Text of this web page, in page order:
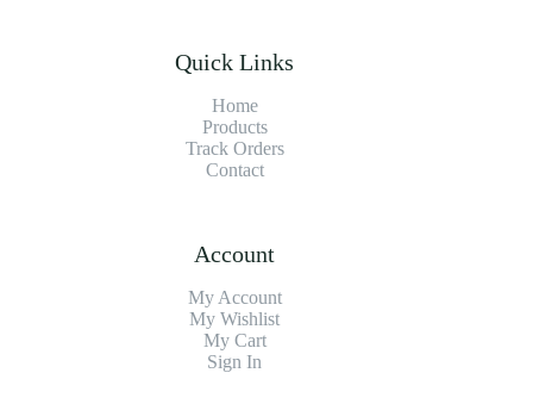
Quick Links
Home
Products
Track Orders
Contact
Account
My Account
My Wishlist
My Cart
Sign In